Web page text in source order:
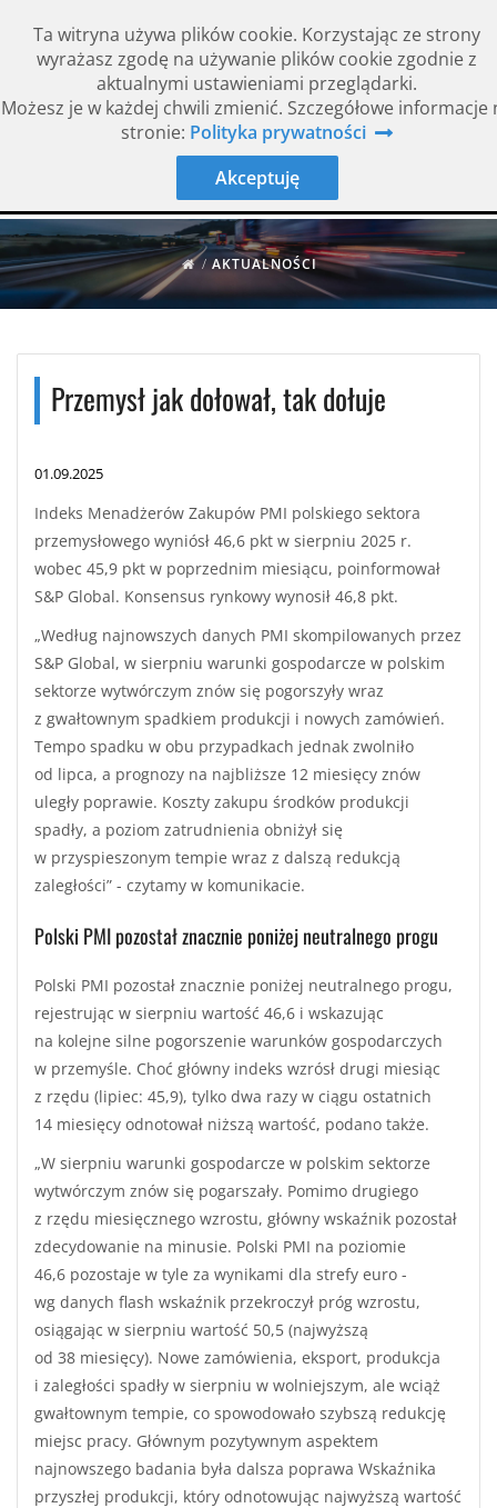
Rok założenia 1994 ISO 9001
/AKTUALNOŚCI
Przemysł jak dołował, tak dołuje
01.09.2025
Indeks Menadżerów Zakupów PMI polskiego sektora
przemysłowego wyniósł 46,6 pkt w sierpniu 2025 r.
wobec 45,9 pkt w poprzednim miesiącu, poinformował
S&P Global. Konsensus rynkowy wynosił 46,8 pkt.
„Według najnowszych danych PMI skompilowanych przez
S&P Global, w sierpniu warunki gospodarcze w polskim
sektorze wytwórczym znów się pogorszyły wraz
z gwałtownym spadkiem produkcji i nowych zamówień.
Tempo spadku w obu przypadkach jednak zwolniło
od lipca, a prognozy na najbliższe 12 miesięcy znów
uległy poprawie. Koszty zakupu środków produkcji
spadły, a poziom zatrudnienia obniżył się
w przyspieszonym tempie wraz z dalszą redukcją
zaległości” - czytamy w komunikacie.
Polski PMI pozostał znacznie poniżej neutralnego progu
Polski PMI pozostał znacznie poniżej neutralnego progu,
rejestrując w sierpniu wartość 46,6 i wskazując
na kolejne silne pogorszenie warunków gospodarczych
w przemyśle. Choć główny indeks wzrósł drugi miesiąc
z rzędu (lipiec: 45,9), tylko dwa razy w ciągu ostatnich
14 miesięcy odnotował niższą wartość, podano także.
„W sierpniu warunki gospodarcze w polskim sektorze
wytwórczym znów się pogarszały. Pomimo drugiego
z rzędu miesięcznego wzrostu, główny wskaźnik pozostał
zdecydowanie na minusie. Polski PMI na poziomie
46,6 pozostaje w tyle za wynikami dla strefy euro -
wg danych flash wskaźnik przekroczył próg wzrostu,
osiągając w sierpniu wartość 50,5 (najwyższą
od 38 miesięcy). Nowe zamówienia, eksport, produkcja
i zaległości spadły w sierpniu w wolniejszym, ale wciąż
gwałtownym tempie, co spowodowało szybszą redukcję
miejsc pracy. Głównym pozytywnym aspektem
najnowszego badania była dalsza poprawa Wskaźnika
przyszłej produkcji, który odnotowując najwyższą wartość
Ta witryna używa plików cookie. Korzystając ze strony
wyrażasz zgodę na używanie plików cookie zgodnie z
aktualnymi ustawieniami przeglądarki.
Możesz je w każdej chwili zmienić. Szczegółowe informacje
stronie: Polityka prywatności
Akceptuję